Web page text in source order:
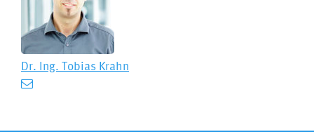
Dr. Ing. Tobias Krahn